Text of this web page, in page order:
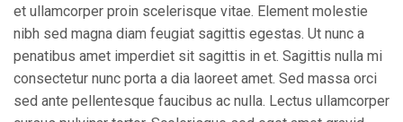
et ullamcorper proin scelerisque vitae. Element molestie
nibh sed magna diam feugiat sagittis egestas. Ut nunc a
penatibus amet imperdiet sit sagittis in et. Sagittis nulla mi
consectetur nunc porta a dia laoreet amet. Sed massa orci
sed ante pellentesque faucibus ac nulla. Lectus ullamcorper